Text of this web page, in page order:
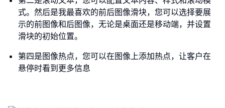
式。然后是我最喜欢的前后图像滑块，您可以选择要展
示的前图像和后图像，无论是桌面还是移动端，并设置
滑块的初始位置。
第四是图像热点，您可以在图像上添加热点，让客户在
悬停时看到更多信息